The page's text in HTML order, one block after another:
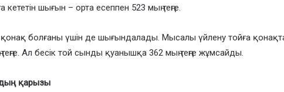
кететін шығын – орта есеппен 523 мың теңге.
болғаны үшін де шығындалады. Мысалы үйлену тойға
Ал бесік той сынды қуанышқа 362 мың теңге жұмсайды.
қарызы